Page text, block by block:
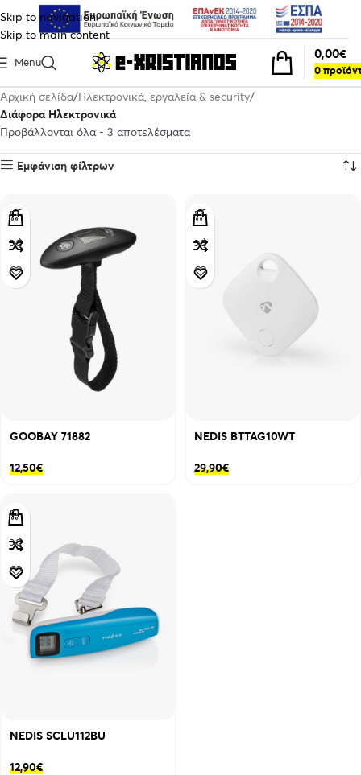
Skip to navigation
Skip to main content
Menu
0
0,00€
Αρχική σελίδα Ηλεκτρονικά, εργαλεία & security
Διάφορα Ηλεκτρονικά
Προβάλλονται όλα - 3 αποτελέσματα
Εμφάνιση φίλτρων
GOOBAY 71882
12,50€
NEDIS BTTAG10WT
29,90€
NEDIS SCLU112BU
12,90€